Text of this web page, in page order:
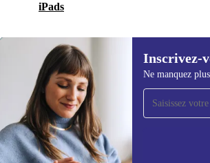
iPads
Inscrivez-
Ne manquez
Recevoir offres et
refurbed par mail
Ne manquez plus aucune